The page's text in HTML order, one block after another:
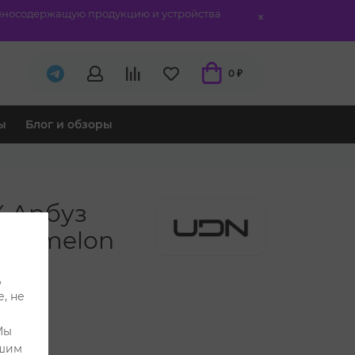
продукцию и устройства
0 ₽
Блог и обзоры
Арбуз
не